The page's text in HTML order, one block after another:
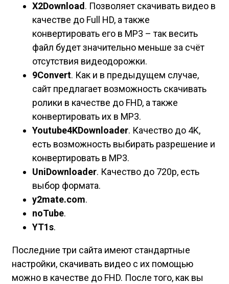
X2Download. Позволяет скачивать видео в
качестве до Full HD, а также
конвертировать его в MP3 – так весить
файл будет значительно меньше за счёт
отсутствия видеодорожки.
9Convert. Как и в предыдущем случае,
сайт предлагает возможность скачивать
ролики в качестве до FHD, а также
конвертировать их в MP3.
Youtube4KDownloader. Качество до 4K,
есть возможность выбирать разрешение и
конвертировать в MP3.
UniDownloader. Качество до 720p, есть
выбор формата.
y2mate.com.
noTube.
YT1s.
Последние три сайта имеют стандартные
настройки, скачивать видео с их помощью
можно в качестве до FHD. После того, как вы